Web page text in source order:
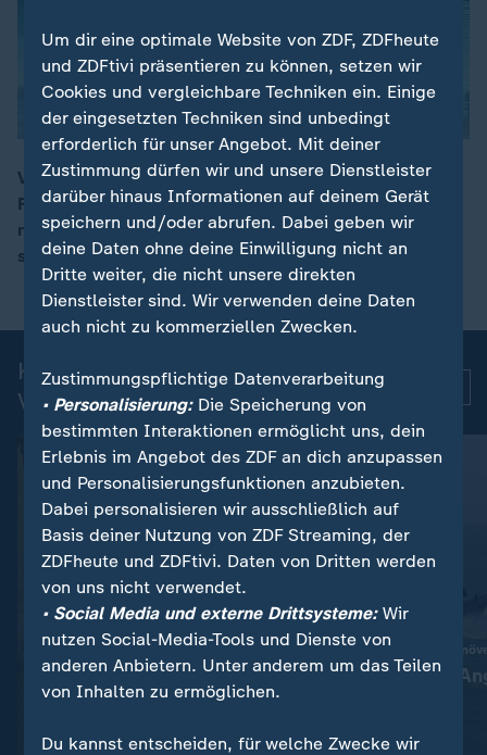
00:16
Vier Tage nach dem Erdbeben in Venezuela gehen die
Rettungsarbeiten weiter. Tausende Menschen werden
noch vermisst, die Hoffnung auf Überlebende
schwindet. Die Kritik an der Regierung wächst.
Kurznachrichten: Aktuelle
Videos
Wegen Trockenheit:
Hungrige Schafe in den
Niederlanden
Video
Jährliches
Taiwan probt
Video 0:23
Um dir eine optimale Website von ZDF, ZDFheute
und ZDFtivi präsentieren zu können, setzen wir
Cookies und vergleichbare Techniken ein. Einige
der eingesetzten Techniken sind unbedingt
erforderlich für unser Angebot. Mit deiner
Zustimmung dürfen wir und unsere Dienstleister
darüber hinaus Informationen auf deinem Gerät
speichern und/oder abrufen. Dabei geben wir
deine Daten ohne deine Einwilligung nicht an
Dritte weiter, die nicht unsere direkten
Dienstleister sind. Wir verwenden deine Daten
auch nicht zu kommerziellen Zwecken.
Zustimmungspflichtige Datenverarbeitung
• Personalisierung:Die Speicherung von
bestimmten Interaktionen ermöglicht uns, dein
Erlebnis im Angebot des ZDF an dich anzupassen
und Personalisierungsfunktionen anzubieten.
Dabei personalisieren wir ausschließlich auf
Basis deiner Nutzung von ZDF Streaming, der
ZDFheute und ZDFtivi. Daten von Dritten werden
von uns nicht verwendet.
• Social Media und externe Drittsysteme:Wir
nutzen Social-Media-Tools und Dienste von
anderen Anbietern. Unter anderem um das Teilen
von Inhalten zu ermöglichen.
Du kannst entscheiden, für welche Zwecke wir